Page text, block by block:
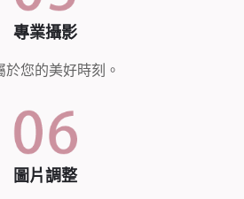
專業攝影
您的美好時刻。
圖片調整